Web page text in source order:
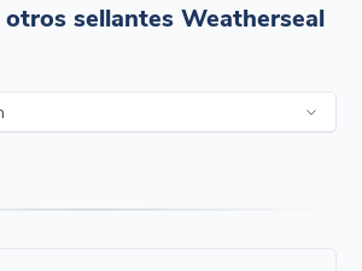
sellantes Weatherseal